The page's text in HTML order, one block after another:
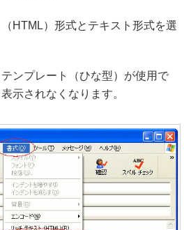
HTML）形式とテキスト形式を選
ンプレート（ひな型）が使用で
示されなくなります。